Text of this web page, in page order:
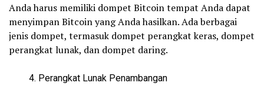
Anda harus memiliki dompet Bitcoin tempat Anda dapat
menyimpan Bitcoin yang Anda hasilkan. Ada berbagai
jenis dompet, termasuk dompet perangkat keras, dompet
perangkat lunak, dan dompet daring.
Perangkat Lunak Penambangan